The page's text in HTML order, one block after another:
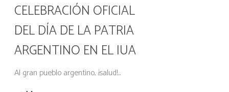
CELEBRACIÓN OFICIAL
DEL DÍA DE LA PATRIA
ARGENTINO EN EL IUA
Al gran pueblo argentino, ¡salud!...